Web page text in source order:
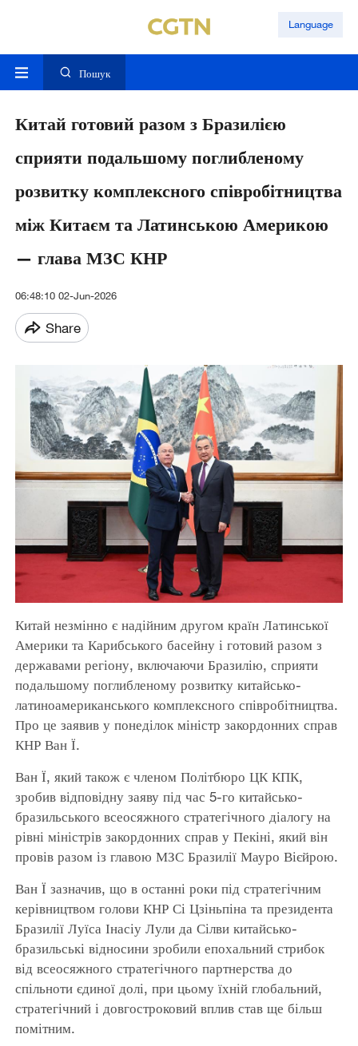
Language
Пошук
Китай готовий разом з Бразилією
сприяти подальшому поглибленому
розвитку комплексного співробітництва
між Китаєм та Латинською Америкою
— глава МЗС КНР
06:48:10 02-Jun-2026
Share
Китай незмінно є надійним другом країн Латинської
Америки та Карибського басейну і готовий разом з
державами регіону, включаючи Бразилію, сприяти
подальшому поглибленому розвитку китайсько-
латиноамериканського комплексного співробітництва.
Про це заявив у понеділок міністр закордонних справ
КНР Ван Ї.
Ван Ї, який також є членом Політбюро ЦК КПК,
зробив відповідну заяву під час 5-го китайсько-
бразильського всеосяжного стратегічного діалогу на
рівні міністрів закордонних справ у Пекіні, який він
провів разом із главою МЗС Бразилії Мауро Вієйрою.
Ван Ї зазначив, що в останні роки під стратегічним
керівництвом голови КНР Сі Цзіньпіна та президента
Бразилії Луїса Інасіу Лули да Сілви китайсько-
бразильські відносини зробили епохальний стрибок
від всеосяжного стратегічного партнерства до
спільноти єдиної долі, при цьому їхній глобальний,
стратегічний і довгостроковий вплив став ще більш
помітним.